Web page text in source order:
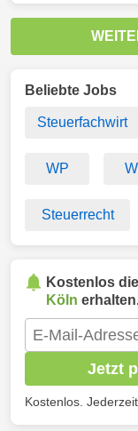
Beliebte Jobs
Steuerfachwirt
WP
Steuerrecht
Kostenlos
Köln
Jetzt
Kostenlos.